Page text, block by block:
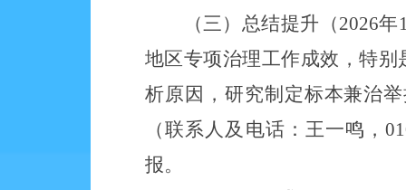
（三）总结提升（2026年
地区专项治理工作成效，特
析原因，研究制定标本兼治
（联系人及电话： 王一鸣，
报。